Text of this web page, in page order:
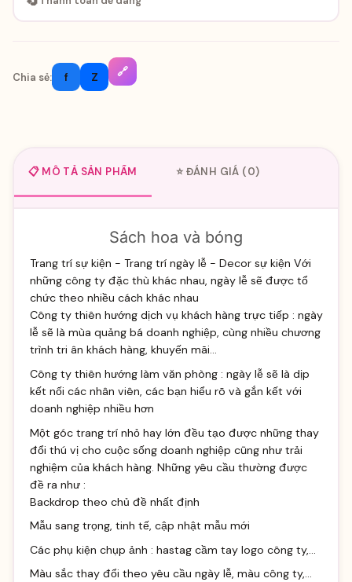
Chia sẻ: f Z 🔗
📋 MÔ TẢ SẢN PHẨM ⭐ ĐÁNH GIÁ (0)
Sách hoa và bóng
Trang trí sự kiện - Trang trí ngày lễ - Decor sự kiện Với
những công ty đặc thù khác nhau, ngày lễ sẽ được tổ
chức theo nhiều cách khác nhau
Công ty thiên hướng dịch vụ khách hàng trực tiếp : ngày
lễ sẽ là mùa quảng bá doanh nghiệp, cùng nhiều chương
trình tri ân khách hàng, khuyến mãi...
Công ty thiên hướng làm văn phòng : ngày lễ sẽ là dịp
kết nối các nhân viên, các bạn hiểu rõ và gắn kết với
doanh nghiệp nhiều hơn
Một góc trang trí nhỏ hay lớn đều tạo được những thay
đổi thú vị cho cuộc sống doanh nghiệp cũng như trải
nghiệm của khách hàng. Những yêu cầu thường được
đề ra như :
Backdrop theo chủ đề nhất định
Mẫu sang trọng, tinh tế, cập nhật mẫu mới
Các phụ kiện chụp ảnh : hastag cầm tay logo công ty,...
Màu sắc thay đổi theo yêu cầu ngày lễ, màu công ty,...